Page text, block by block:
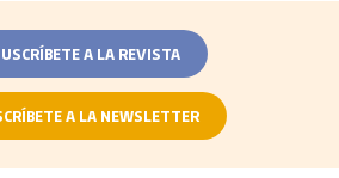
A LA REVISTA
A LA NEWSLETTER